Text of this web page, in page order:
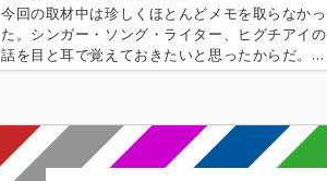
今回の取材中は珍しくほとんどメモを取らなかっ
た。シンガー・ソング・ライター、ヒグチアイの
話を目と耳で覚えておきたいと思ったからだ。彼
女から生まれる言葉や発想はそれほどまでに生々